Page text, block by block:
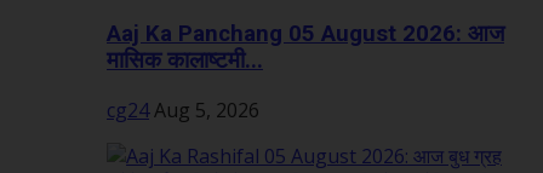
Aaj Ka Panchang 05 August 2026: आज
मासिक कालाष्टमी...
cg24Aug 5, 2026